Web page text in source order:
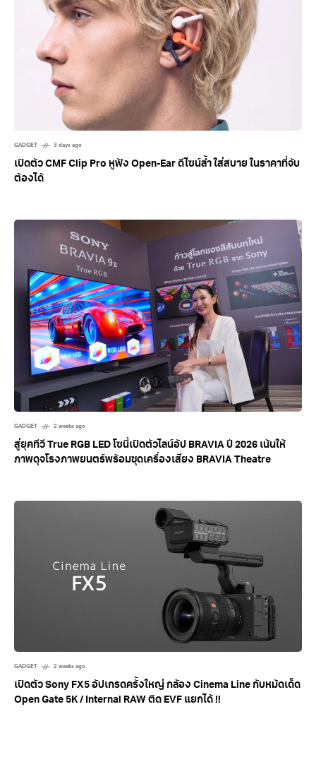
GADGET 3 days ago
เปิดตัว CMF Clip Pro หูฟัง Open-Ear ดีไซน์ล้ำ ใส่สบาย ในราคาที่จับ
ต้องได้
GADGET 2 weeks ago
สู่ยุคทีวี True RGB LED โซนี่เปิดตัวไลน์อัป BRAVIA ปี 2026 เน้นให้
ภาพดุจโรงภาพยนตร์พร้อมชุดเครื่องเสียง BRAVIA Theatre
GADGET 2 weeks ago
เปิดตัว Sony FX5 อัปเกรดครั้งใหญ่ กล้อง Cinema Line กับหมัดเด็ด
Open Gate 5K / Internal RAW ติด EVF แยกได้ !!